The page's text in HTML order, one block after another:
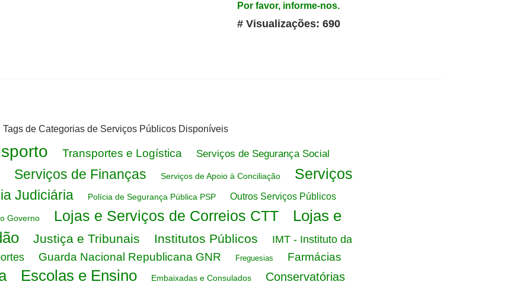
Por favor, informe-nos.
# Visualizações: 690
Tags de Categorias de Serviços Públicos Disponíveis
Transportes e Logística Serviços de Segurança Social
Serviços de Finanças Serviços de Apoio à Conciliação
Serviços
Judiciária Polícia de Segurança Pública PSP Outros Serviços Públicos
Governo Lojas e Serviços de Correios CTT
Lojas e
Justiça e Tribunais Institutos Públicos
IMT - Instituto da
Guarda Nacional Republicana GNR Freguesias Farmácias
Escolas e Ensino Embaixadas e Consulados Conservatórias